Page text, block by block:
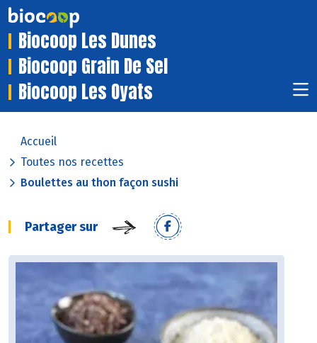
Biocoop Les Dunes
Biocoop Grain De Sel
Biocoop Les Oyats
Accueil
Toutes nos recettes
Boulettes au thon façon sushi
Partager sur